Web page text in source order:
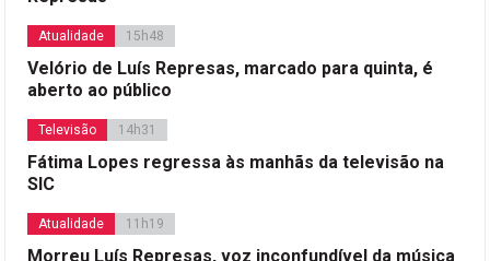
Atualidade 15h48
Velório de Luís Represas, marcado para quinta, é
aberto ao público
Televisão 14h31
Fátima Lopes regressa às manhãs da televisão na
SIC
Atualidade 11h19
Morreu Luís Represas, voz inconfundível da música